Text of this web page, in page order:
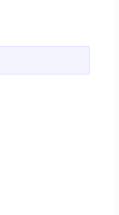
Shopping Mall